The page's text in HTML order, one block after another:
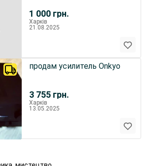
1 000 грн.
Харків
21.08.2025
3 755 грн.
продам усилитель Onkyo
Харків
13.05.2025